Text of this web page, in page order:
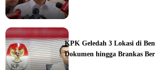
KPK Geledah 3 Lokasi di
Dokumen hingga Brankas